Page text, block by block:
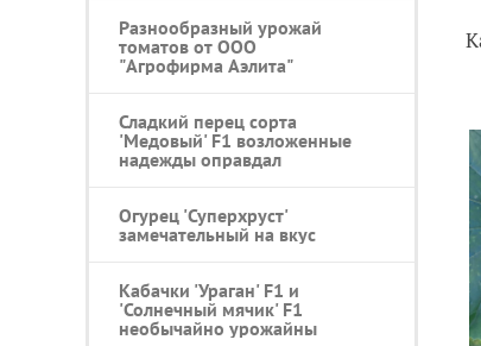
Разнообразный урожай
томатов от ООО
"Агрофирма Аэлита"
Сладкий перец сорта
'Медовый' F1 возложенные
надежды оправдал
Огурец 'Суперхруст'
замечательный на вкус
Кабачки 'Ураган' F1 и
'Солнечный мячик' F1
необычайно урожайны